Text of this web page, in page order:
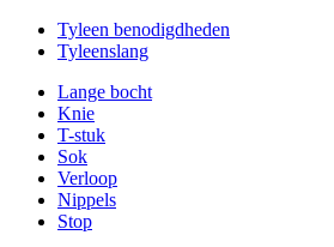
Tyleen benodigdheden
Tyleenslang
Lange bocht
Knie
T-stuk
Sok
Verloop
Nippels
Stop